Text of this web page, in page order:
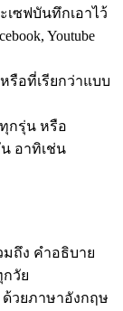
เซฟบันทึกเอาไว้
Youtube
อที่เรียกว่าแบบ
กรุ่น หรือ
อาทิเช่น
ถึง คำอธิบาย
วัย
ด้วยภาษาอังกฤษ